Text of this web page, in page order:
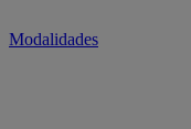
Modalidades